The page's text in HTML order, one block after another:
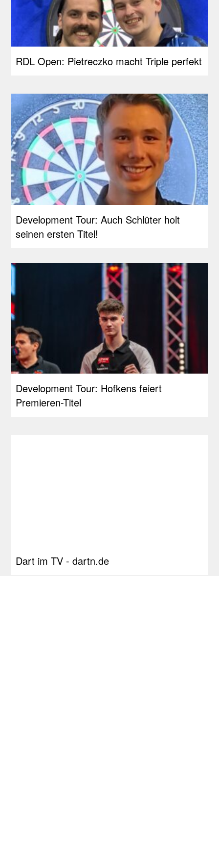
RDL Open: Pietreczko macht Triple perfekt
Development Tour: Auch Schlüter holt
seinen ersten Titel!
Development Tour: Hofkens feiert
Premieren-Titel
Dart im TV - dartn.de